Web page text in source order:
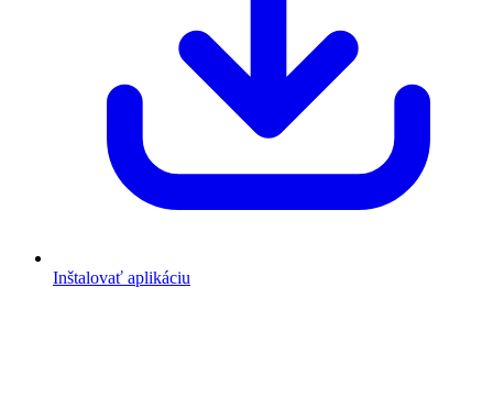
Inštalovať aplikáciu